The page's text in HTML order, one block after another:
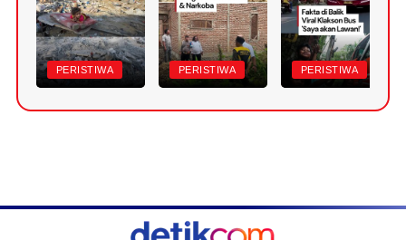
PERISTIWA PERISTIWA PERISTIWA